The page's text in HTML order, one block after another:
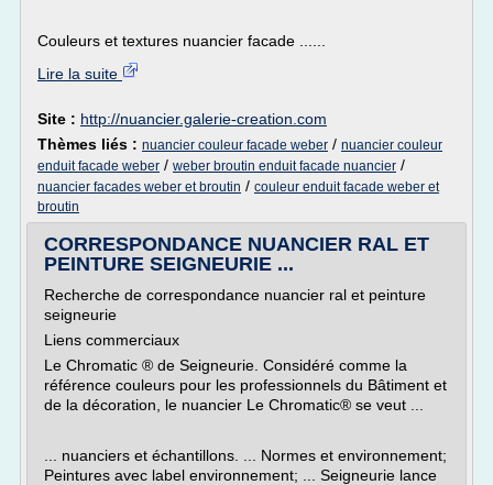
Couleurs et textures nuancier facade ......
Lire la suite
Site : http://nuancier.galerie-creation.com
Thèmes liés : nuancier couleur facade weber / nuancier couleur
enduit facade weber / weber broutin enduit facade nuancier /
nuancier facades weber et broutin / couleur enduit facade weber et
broutin
CORRESPONDANCE NUANCIER RAL ET
PEINTURE SEIGNEURIE ...
Recherche de correspondance nuancier ral et peinture
seigneurie
Liens commerciaux
Le Chromatic ® de Seigneurie. Considéré comme la
référence couleurs pour les professionnels du Bâtiment et
de la décoration, le nuancier Le Chromatic® se veut ...
... nuanciers et échantillons. ... Normes et environnement;
Peintures avec label environnement; ... Seigneurie lance